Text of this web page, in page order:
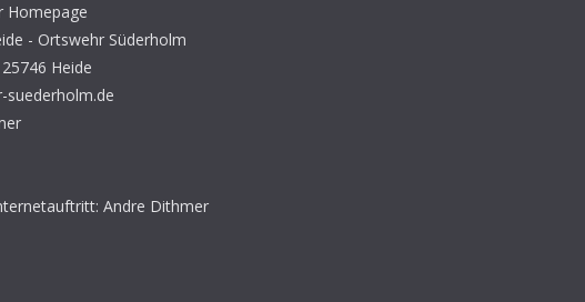
Homepage
- Ortswehr Süderholm
Heide
suederholm.de
Andre Dithmer